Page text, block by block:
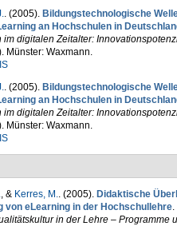
. (2005). Bildungstechnologische
an Hochschulen in
im digitalen Zeitalter:
Münster: Waxmann.
. (2005). Bildungstechnologische
an Hochschulen in
im digitalen Zeitalter:
Münster: Waxmann.
, & Kerres, M.. (2005). Didaktische
von eLearning in der Hochschullehre.
in der Lehre – Programme